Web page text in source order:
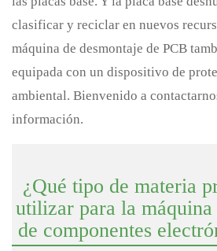
clasificar y reciclar en nuevos
máquina de desmontaje de PCB
equipada con un dispositivo de
ambiental. Bienvenido a
información.
¿Qué tipo de materia
utilizar para la máquina
de componentes